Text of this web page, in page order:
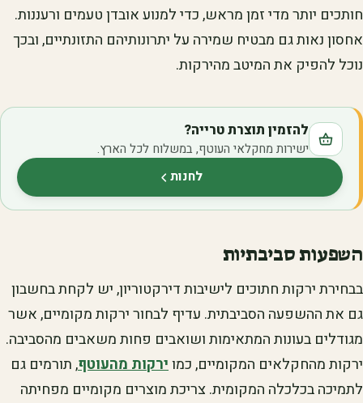
חותכים יותר מדי זמן מראש, כדי למנוע אובדן טעמים ורעננות.
אחסון נאות גם מבטיח שמירה על יתרונותיהם התזונתיים, ובכך
נוכל להפיק את המיטב מהירקות.
להזמין תוצרת טרייה?
ישירות מחקלאי העוטף, במשלוח לכל הארץ.
לחנות(נפתח בלשונית חדשה)
השפעות סביבתיות
בבחירת ירקות חתוכים לישיבות דירקטוריון, יש לקחת בחשבון
גם את ההשפעה הסביבתית. עדיף לבחור ירקות מקומיים, אשר
מגודלים בעונות המתאימות ושואבים פחות משאבים מהסביבה.
ירקות מהחקלאים המקומיים, כמוירקות מהעוטף, תורמים גם
לתמיכה בכלכלה המקומית. צריכת מוצרים מקומיים מפחיתה